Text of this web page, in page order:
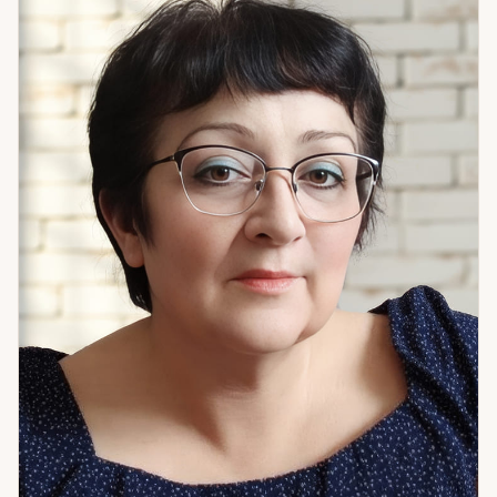
Особенно хорошо я работаю с выбором профессии и
направления, с пониманием жизненных циклов, со
сложными поворотными моментами в отношениях.
Астропсихологический подход позволяет увидеть не
только событие, но и внутреннюю динамику — то, что
создаёт ситуацию снова и снова. Если вам важна не просто
«правда», а понимание — что именно происходит и что с
этим делать — приходите на консультацию.